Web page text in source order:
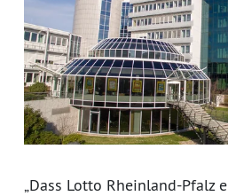
„Dass Lotto Rheinland-Pfalz